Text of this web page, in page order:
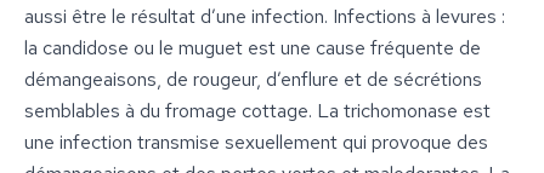
aussi être le résultat d’une infection. Infections à levures :
la candidose ou le muguet est une cause fréquente de
démangeaisons, de rougeur, d’enflure et de sécrétions
semblables à du fromage cottage. La trichomonase est
une infection transmise sexuellement qui provoque des